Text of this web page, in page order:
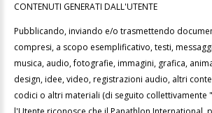
CONTENUTI GENERATI DALL'UTENTE
Pubblicando, inviando e/o trasmettendo
compresi, a scopo esemplificativo, testi,
musica, audio, fotografie, immagini, grafica,
design, idee, video, registrazioni audio, altri
codici o altri materiali (di seguito collettivamente